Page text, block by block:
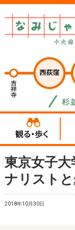
東京女子
ナリスト
2018年10月30日